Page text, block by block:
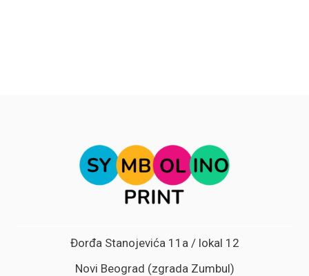
Đorđa Stanojevića 11a / lokal 12
Novi Beograd (zgrada Zumbul)